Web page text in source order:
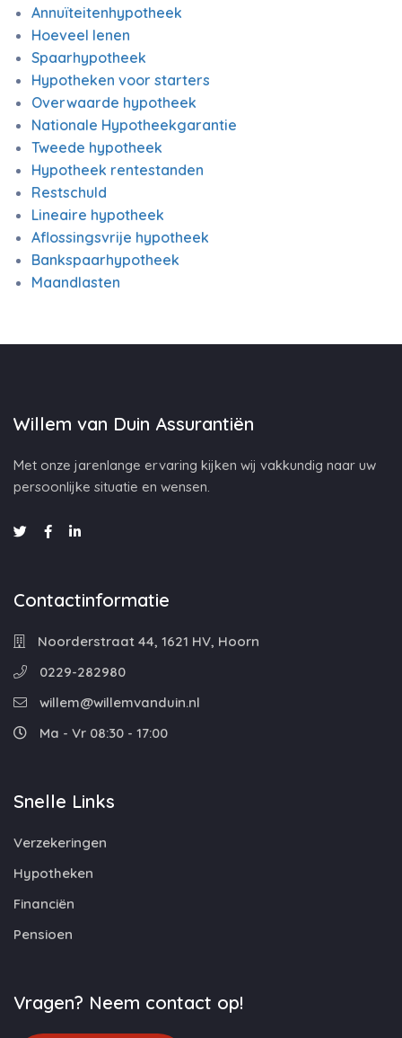
Annuïteitenhypotheek
Hoeveel lenen
Spaarhypotheek
Hypotheken voor starters
Overwaarde hypotheek
Nationale Hypotheekgarantie
Tweede hypotheek
Hypotheek rentestanden
Restschuld
Lineaire hypotheek
Aflossingsvrije hypotheek
Bankspaarhypotheek
Maandlasten
Willem van Duin Assurantiën
Met onze jarenlange ervaring kijken wij vakkundig naar uw
persoonlijke situatie en wensen.
Contactinformatie
Noorderstraat 44, 1621 HV, Hoorn
0229-282980
willem@willemvanduin.nl
Ma - Vr 08:30 - 17:00
Snelle Links
Verzekeringen
Hypotheken
Financiën
Pensioen
Vragen? Neem contact op!